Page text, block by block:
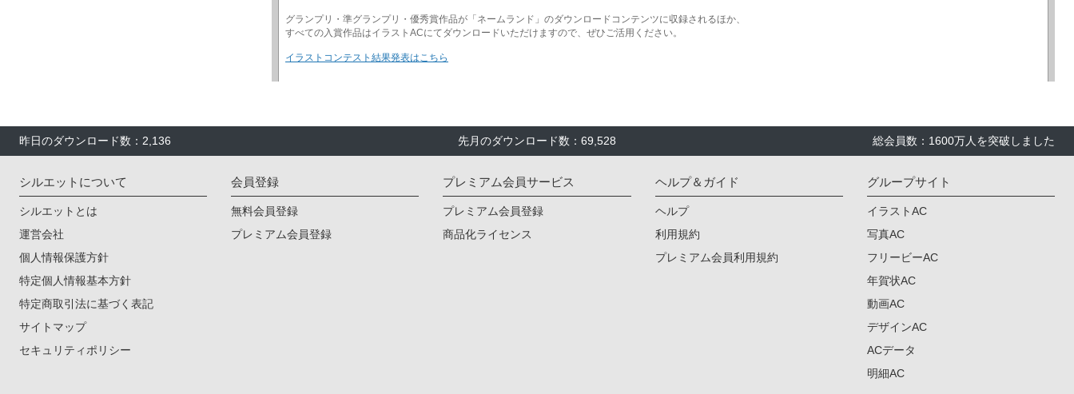
昨日のダウンロード数：2,136 先月のダウンロード数：69,528 総会員数：1600万人を突破しました
シルエットについて
シルエットとは
運営会社
個人情報保護方針
特定個人情報基本方針
特定商取引法に基づく表記
サイトマップ
セキュリティポリシー
会員登録
無料会員登録
プレミアム会員登録
プレミアム会員サービス
プレミアム会員登録
商品化ライセンス
ヘルプ＆ガイド
ヘルプ
利用規約
プレミアム会員利用規約
グループサイト
イラストAC
写真AC
フリービーAC
年賀状AC
動画AC
デザインAC
ACデータ
明細AC